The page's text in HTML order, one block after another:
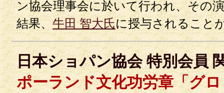
ン協会理事会に於いて行われ、その
結果、 牛田 智大氏に授与されること
日本ショパン協会 特別会員
ポーランド文化功労章「グ